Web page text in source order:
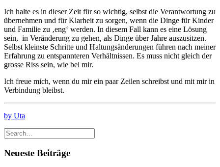
Ich halte es in dieser Zeit für so wichtig, selbst die Verantwortung zu
übernehmen und für Klarheit zu sorgen, wenn die Dinge für Kinder
und Familie zu ‚eng‘ werden. In diesem Fall kann es eine Lösung
sein, in Veränderung zu gehen, als Dinge über Jahre auszusitzen.
Selbst kleinste Schritte und Haltungsänderungen führen nach meiner
Erfahrung zu entspannteren Verhältnissen. Es muss nicht gleich der
grosse Riss sein, wie bei mir.
Ich freue mich, wenn du mir ein paar Zeilen schreibst und mit mir in
Verbindung bleibst.
by Uta
Neueste Beiträge